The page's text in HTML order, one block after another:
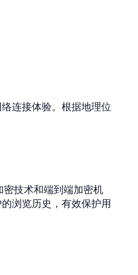
连接体验。根据地理位
技术和端到端加密机
浏览历史，有效保护用